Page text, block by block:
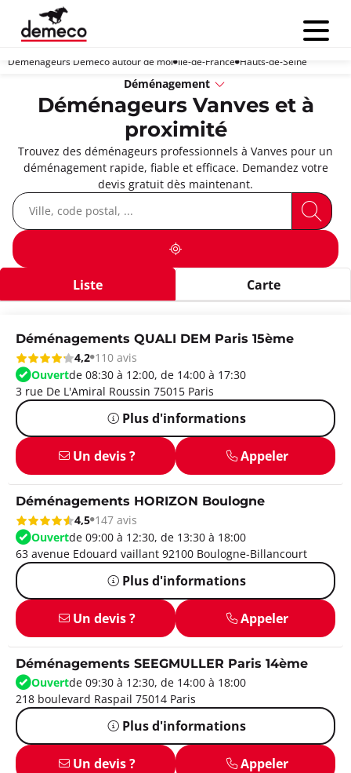
Menu
Déménageurs Demeco autour de moi Île-de-France Hauts-de-Seine
Déménagement
Déménageurs Vanves et à
proximité
Trouvez des déménageurs professionnels à Vanves pour un
déménagement rapide, fiable et efficace. Demandez votre
devis gratuit dès maintenant.
Liste Carte
Déménagements QUALI DEM Paris 15ème
4,2 110 avis
Ouvertde 08:30 à 12:00, de 14:00 à 17:30
3 rue De L'Amiral Roussin 75015 Paris
Plus d'informations
Un devis ? Appeler
Déménagements HORIZON Boulogne
4,5 147 avis
Ouvertde 09:00 à 12:30, de 13:30 à 18:00
63 avenue Edouard vaillant 92100 Boulogne-Billancourt
Plus d'informations
Un devis ? Appeler
Déménagements SEEGMULLER Paris 14ème
Ouvertde 09:30 à 12:30, de 14:00 à 18:00
218 boulevard Raspail 75014 Paris
Plus d'informations
Un devis ? Appeler